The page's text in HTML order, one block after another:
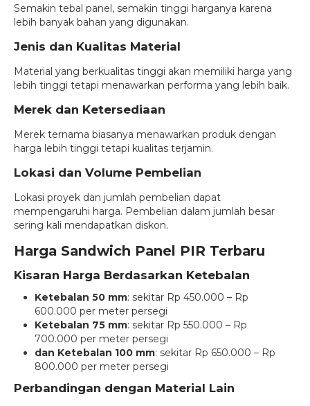
Semakin tebal panel, semakin tinggi harganya karena
lebih banyak bahan yang digunakan.
Jenis dan Kualitas Material
Material yang berkualitas tinggi akan memiliki harga yang
lebih tinggi tetapi menawarkan performa yang lebih baik.
Merek dan Ketersediaan
Merek ternama biasanya menawarkan produk dengan
harga lebih tinggi tetapi kualitas terjamin.
Lokasi dan Volume Pembelian
Lokasi proyek dan jumlah pembelian dapat
mempengaruhi harga. Pembelian dalam jumlah besar
sering kali mendapatkan diskon.
Harga Sandwich Panel PIR Terbaru
Kisaran Harga Berdasarkan Ketebalan
Ketebalan 50 mm: sekitar Rp 450.000 – Rp
600.000 per meter persegi
Ketebalan 75 mm: sekitar Rp 550.000 – Rp
700.000 per meter persegi
dan Ketebalan 100 mm: sekitar Rp 650.000 – Rp
800.000 per meter persegi
Perbandingan dengan Material Lain